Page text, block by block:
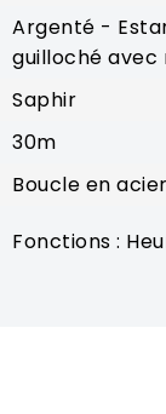
Argenté -
guilloché avec
Saphir
30m
Boucle en
Fonctions :